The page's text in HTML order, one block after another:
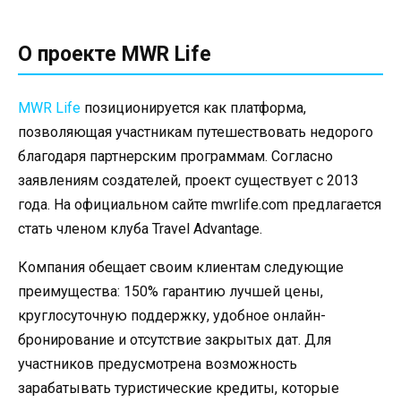
О проекте MWR Life
MWR Life позиционируется как платформа,
позволяющая участникам путешествовать недорого
благодаря партнерским программам. Согласно
заявлениям создателей, проект существует с 2013
года. На официальном сайте mwrlife.com предлагается
стать членом клуба Travel Advantage.
Компания обещает своим клиентам следующие
преимущества: 150% гарантию лучшей цены,
круглосуточную поддержку, удобное онлайн-
бронирование и отсутствие закрытых дат. Для
участников предусмотрена возможность
зарабатывать туристические кредиты, которые